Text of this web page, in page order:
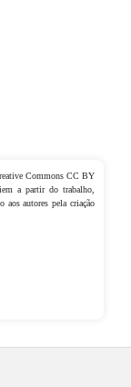
Commons CC BY
a partir do trabalho,
aos autores pela criação